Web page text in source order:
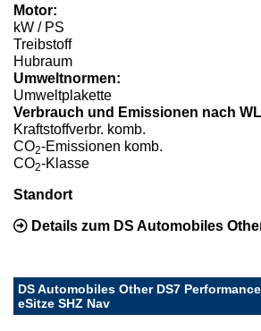
Motor:
kW / PS
Treibstoff
Hubraum
Umweltnormen:
Umweltplakette
Verbrauch und Emissionen nach
Kraftstoffverbr. komb.
CO2-Emissionen komb.
CO2-Klasse
Standort
Details zum DS Automobiles
DS Automobiles Other DS7
eSitze SHZ Nav